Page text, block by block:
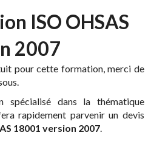
ISO OHSAS
2007
pour cette formation, merci de
spécialisé dans la thématique
rapidement parvenir un devis
18001 version 2007.